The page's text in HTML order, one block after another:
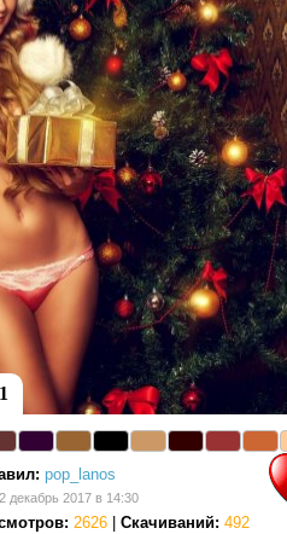
pop_lanos
декабрь 2017 в 14:30
2626 Скачиваний: 492